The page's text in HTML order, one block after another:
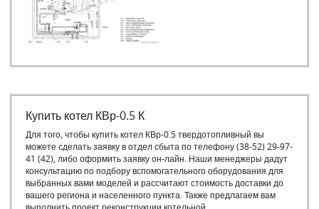
Купить котел КВр-0.5 К
Для того, чтобы купить котел КВр-0.5 твердотопливный вы
можете сделать заявку в отдел сбыта по телефону (38-52) 29-97-
41 (42), либо оформить заявку он-лайн. Наши менеджеры дадут
консультацию по подбору вспомогательного оборудования для
выбранных вами моделей и рассчитают стоимость доставки до
вашего региона и населенного пункта. Также предлагаем вам